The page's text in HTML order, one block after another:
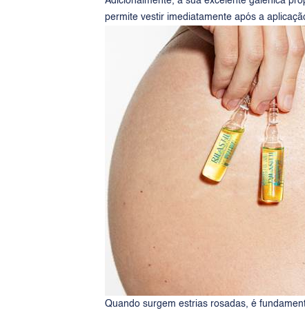
permite vestir imediatamente após a
Quando surgem estrias rosadas, é